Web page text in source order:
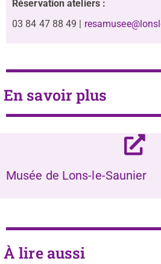
Réservation ateliers :
03 84 47 88 49 |
En savoir plus
Musée de Lons-le-Saunier
À lire aussi